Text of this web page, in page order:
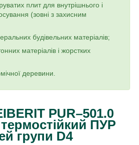
плит для внутрішнього і
(зовні з захисним
будівельних матеріалів;
матеріалів і жорстких
деревини.
PUR–501.0
ПУР
групи D4